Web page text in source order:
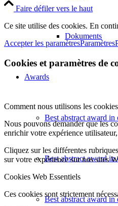
Dokuments
Awards
Best abstract award
Best abstract award
Best abstract award
Faire défiler vers le haut
Ce site utilise des cookies. En
Accepter les paramètresParamètres
Cookies et paramètres de
Comment nous utilisons les cookies
Nous pouvons demander que les
enrichir votre expérience
Cliquez sur les différentes
sur votre expérience sur nos sites
Cookies Web Essentiels
Ces cookies sont strictement